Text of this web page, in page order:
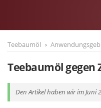
Teebaumöl
Teebaumöl
Den Artikel haben wir im